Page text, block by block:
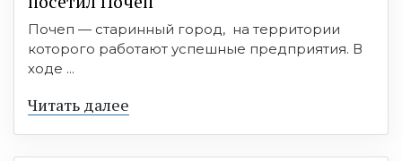
Почеп — старинный город, на территории
которого работают успешные предприятия. В
ходе ...
Читать далее